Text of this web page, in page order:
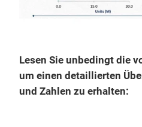
Lesen Sie unbedingt die
um einen detaillierten
und Zahlen zu erhalten: